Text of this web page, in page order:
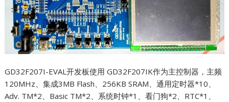
GD32F207I-EVAL开发板使用 GD32F207IK作为主控制器，主频
120MHz、集成3MB Flash、256KB SRAM、通用定时器*10、
Adv. TM*2、Basic TM*2、系统时钟*1、看门狗*2、RTC*1、